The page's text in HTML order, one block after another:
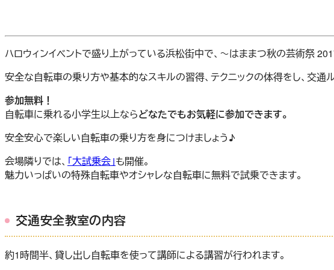
ハロウィンイベントで盛り上がっている浜松街中で、～はままつ秋の芸術祭
安全な自転車の乗り方や基本的なスキルの習得、テクニックの体得をし、交通
参加無料！
自転車に乗れる小学生以上ならどなたでもお気軽に参加できます。
安全安心で楽しい自転車の乗り方を身につけましょう♪
会場隣りでは、 「大試乗会」も開催。
魅力いっぱいの特殊自転車やオシャレな自転車に無料で試乗できます。
交通安全教室の内容
約1時間半、貸し出し自転車を使って講師による講習が行われます。